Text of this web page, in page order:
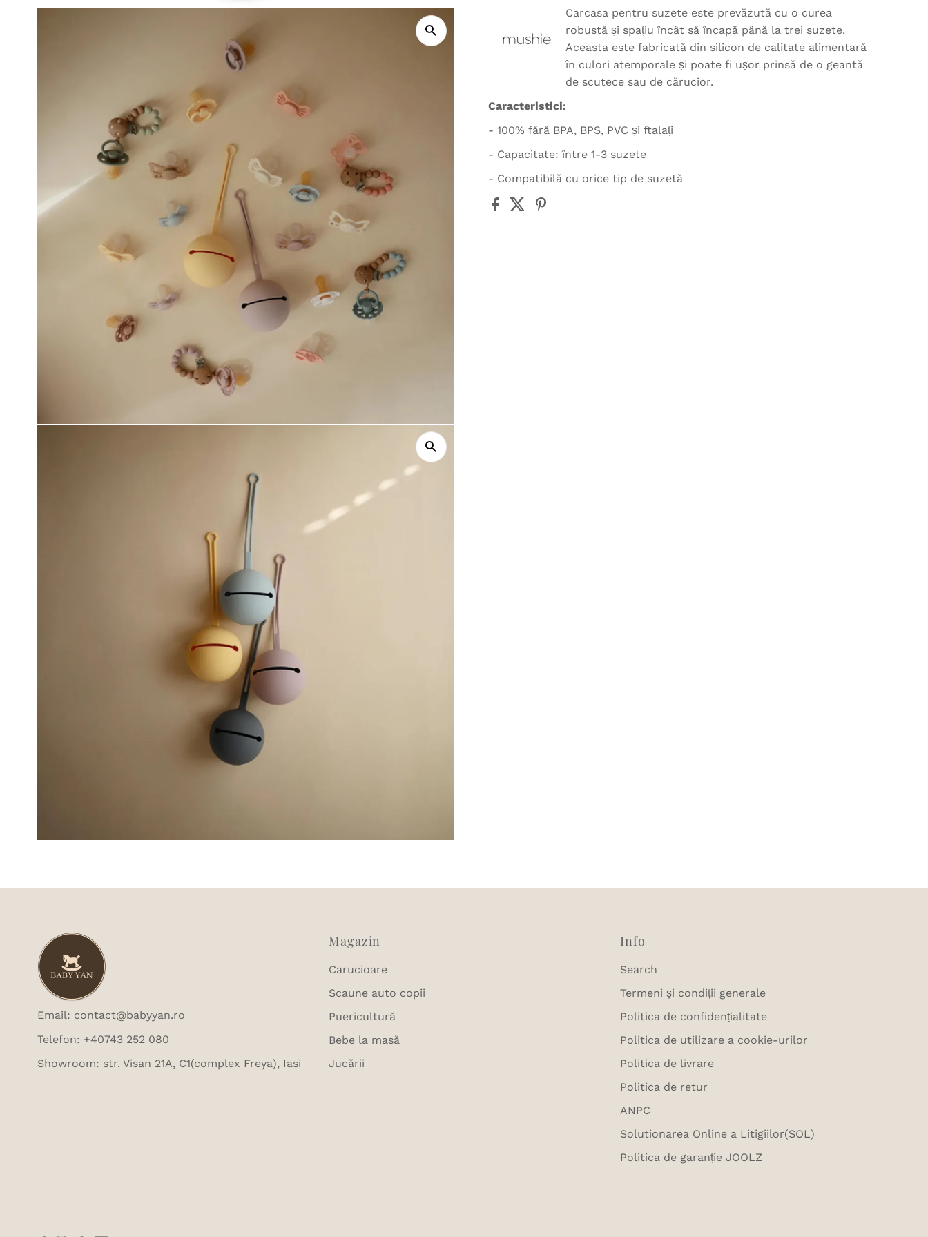
Carcasa pentru suzete este prevăzută cu o curea
robustă și spațiu încât să încapă până la trei suzete.
Aceasta este fabricată din silicon de calitate alimentară
în culori atemporale și poate fi ușor prinsă de o geantă
de scutece sau de cărucior.
Caracteristici:
- 100% fără BPA, BPS, PVC și ftalați
- Capacitate: între 1-3 suzete
- Compatibilă cu orice tip de suzetă
Email: contact@babyyan.ro
Telefon: +40743 252 080
Showroom: str. Visan 21A, C1(complex Freya), Iasi
Magazin
Carucioare
Scaune auto copii
Puericultură
Bebe la masă
Jucării
Info
Search
Termeni și condiții generale
Politica de confidențialitate
Politica de utilizare a cookie-urilor
Politica de livrare
Politica de retur
ANPC
Solutionarea Online a Litigiilor(SOL)
Politica de garanție JOOLZ